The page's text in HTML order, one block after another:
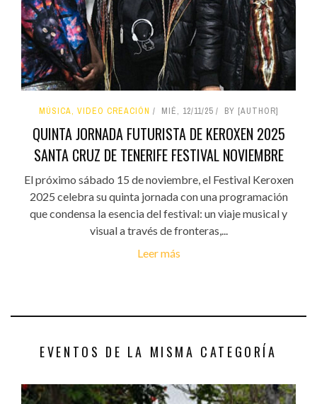
MÚSICA, VIDEO CREACIÓN MIÉ, 12/11/25 BY [AUTHOR]
QUINTA JORNADA FUTURISTA DE KEROXEN 2025
SANTA CRUZ DE TENERIFE FESTIVAL NOVIEMBRE
El próximo sábado 15 de noviembre, el Festival Keroxen
2025 celebra su quinta jornada con una programación
que condensa la esencia del festival: un viaje musical y
visual a través de fronteras,...
Leer más
EVENTOS DE LA MISMA CATEGORÍA